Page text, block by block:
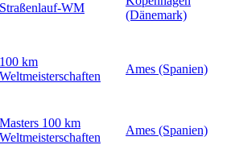
Straßenlauf-WM
(Dänemark)
100 km
Weltmeisterschaften
Ames (Spanien)
Masters 100 km
Weltmeisterschaften
Ames (Spanien)